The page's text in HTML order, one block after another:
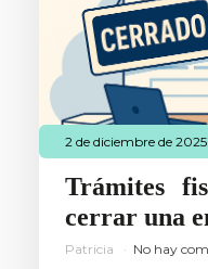
2 de diciembre de 2025
Trámites
cerrar una
Patricia No hay